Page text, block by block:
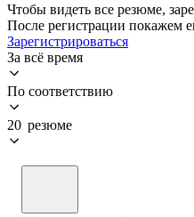
Чтобы видеть все резюме,
После регистрации покажем
Зарегистрироваться
За всё время
По соответствию
20 резюме